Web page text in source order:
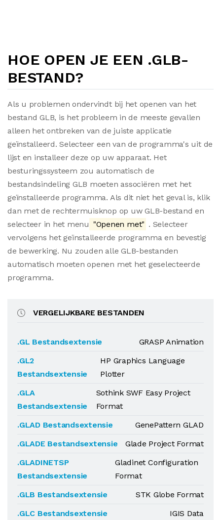
HOE OPEN JE EEN .GLB-
BESTAND?
Als u problemen ondervindt bij het openen van het
bestand GLB, is het probleem in de meeste gevallen
alleen het ontbreken van de juiste applicatie
geïnstalleerd. Selecteer een van de programma's uit de
lijst en installeer deze op uw apparaat. Het
besturingssysteem zou automatisch de
bestandsindeling GLB moeten associëren met het
geïnstalleerde programma. Als dit niet het geval is, klik
dan met de rechtermuisknop op uw GLB-bestand en
selecteer in het menu "Openen met" . Selecteer
vervolgens het geïnstalleerde programma en bevestig
de bewerking. Nu zouden alle GLB-bestanden
automatisch moeten openen met het geselecteerde
programma.
VERGELIJKBARE BESTANDEN
.GL Bestandsextensie
GRASP Animation
.GL2
Bestandsextensie
HP Graphics Language
Plotter
.GLA
Bestandsextensie
Sothink SWF Easy Project
Format
.GLAD Bestandsextensie
GenePattern GLAD
.GLADE Bestandsextensie
Glade Project Format
.GLADINETSP
Bestandsextensie
Gladinet Configuration
Format
.GLB Bestandsextensie
STK Globe Format
.GLC Bestandsextensie
IGIS Data